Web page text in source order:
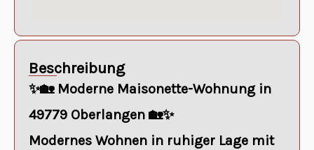
Beschreibung
✨🏡 Moderne Maisonette-Wohnung in
49779 Oberlangen 🏡✨
Modernes Wohnen in ruhiger Lage mit